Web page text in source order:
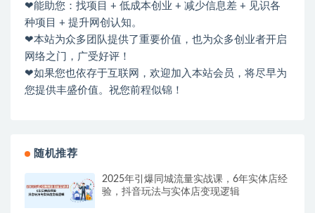
❤能助您：找项目 + 低成本创业 + 减少信息差 + 见识各
种项目 + 提升网创认知。
❤本站为众多团队提供了重要价值，也为众多创业者开启
网络之门，广受好评！
❤如果您也依存于互联网，欢迎加入本站会员，将尽早为
您提供丰盛价值。祝您前程似锦！
随机推荐
2025年引爆同城流量实战课，6年实体店经
验，抖音玩法与实体店变现逻辑